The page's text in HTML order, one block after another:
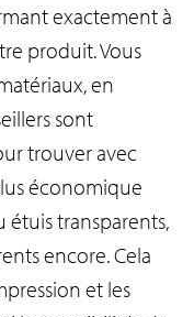
exactement à
produit. Vous
en
sont
trouver avec
économique
transparents,
encore. Cela
et les